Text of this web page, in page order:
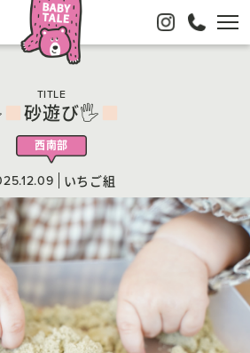
TITLE
砂遊び🖐
西南部
いちご組